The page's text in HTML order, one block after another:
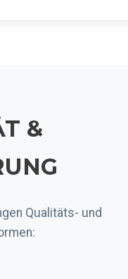
&
Qualitäts- und